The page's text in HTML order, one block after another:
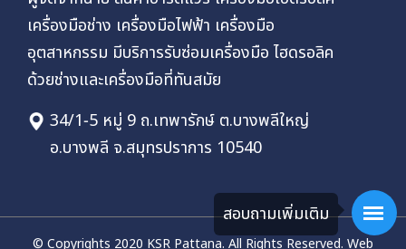
เครื่องมือช่าง เครื่องมือไฟฟ้า เครื่องมือ
อุตสาหกรรม มีบริการรับซ่อมเครื่องมือ ไฮดรอลิค
ด้วยช่างและเครื่องมือที่ทันสมัย
34/1-5 หมู่ 9 ถ.เทพารักษ์ ต.บางพลีใหญ่
อ.บางพลี จ.สมุทรปราการ 10540
© Copyrights 2020 KSR Pattana. All Rights Reserved. Web
สอบถามเพิ่มเติม